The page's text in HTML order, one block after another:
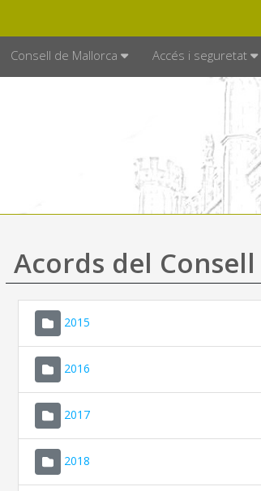
Consell de Mallorca Accés i seguretat
Acords del
2015
2016
2017
2018